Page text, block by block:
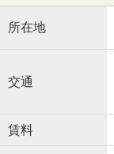
所在地
交通
賃料